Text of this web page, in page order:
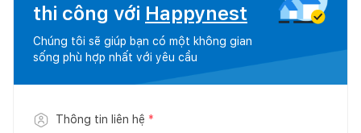
thi công với Happynest
Chúng tôi sẽ giúp bạn có một không gian
sống phù hợp nhất với yêu cầu
Thông tin liên hệ *